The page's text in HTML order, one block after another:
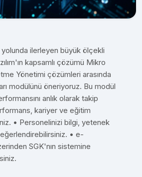
ilerleyen büyük ölçekli
kapsamlı çözümü Mikro
Yönetimi çözümleri arasında
modülünü öneriyoruz. Bu modül
anlık olarak takip
kariyer ve eğitim
• Personelinizi bilgi, yetenek
• e-
SGK'nın sistemine